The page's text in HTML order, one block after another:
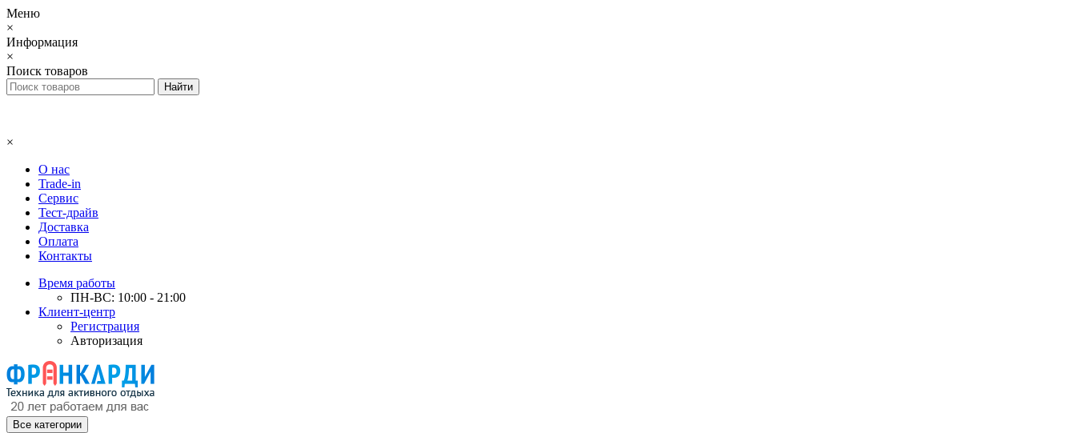
Меню
×
Информация
×
Поиск товаров
×
О нас
Trade-in
Сервис
Тест-драйв
Доставка
Оплата
Контакты
Время работы
ПН-ВС: 10:00 - 21:00
Клиент-центр
Регистрация
Авторизация
Все категории